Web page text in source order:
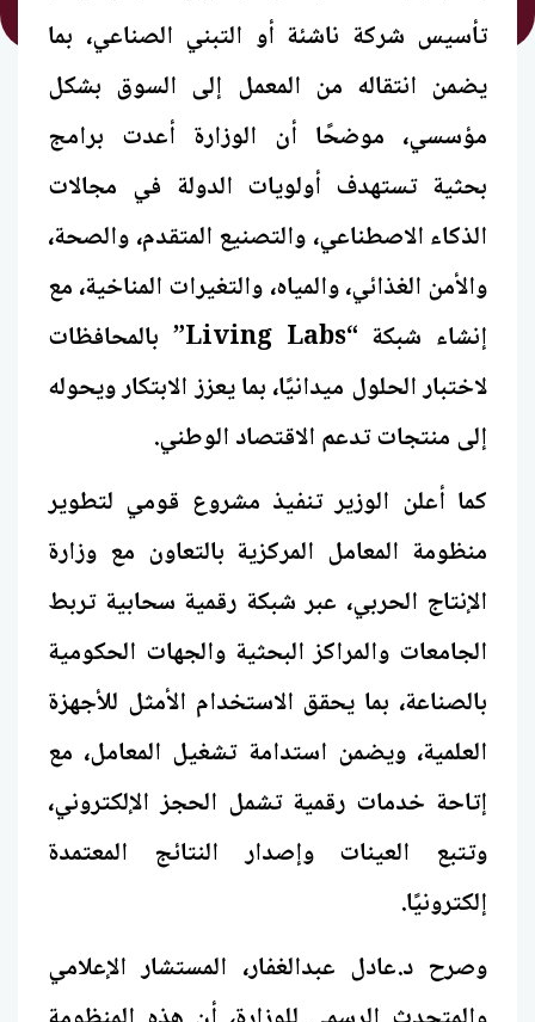
تأسيس شركة ناشئة أو التبني الصناعي، بما
يضمن انتقاله من المعمل إلى السوق بشكل
مؤسسي، موضحًا أن الوزارة أعدت برامج
بحثية تستهدف أولويات الدولة في مجالات
الذكاء الاصطناعي، والتصنيع المتقدم، والصحة،
والأمن الغذائي، والمياه، والتغيرات المناخية، مع
إنشاء شبكة “Living Labs” بالمحافظات
لاختبار الحلول ميدانيًا، بما يعزز الابتكار ويحوله
إلى منتجات تدعم الاقتصاد الوطني.
كما أعلن الوزير تنفيذ مشروع قومي لتطوير
منظومة المعامل المركزية بالتعاون مع وزارة
الإنتاج الحربي، عبر شبكة رقمية سحابية تربط
الجامعات والمراكز البحثية والجهات الحكومية
بالصناعة، بما يحقق الاستخدام الأمثل للأجهزة
العلمية، ويضمن استدامة تشغيل المعامل، مع
إتاحة خدمات رقمية تشمل الحجز الإلكتروني،
وتتبع العينات وإصدار النتائج المعتمدة
إلكترونيًا.
وصرح د.عادل عبدالغفار، المستشار الإعلامي